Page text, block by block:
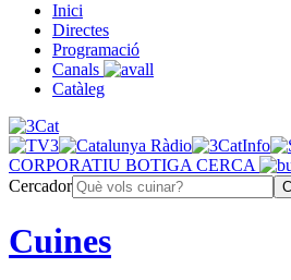
Inici
Directes
Programació
Canals
Catàleg
CORPORATIU BOTIGA CERCA
Cercador
Cuines